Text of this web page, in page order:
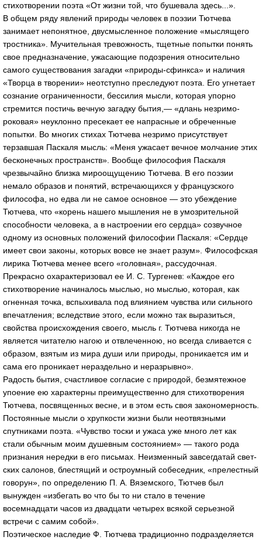
стихотворении поэта «От жизни той, что бу­шевала здесь...».
В общем ряду явлений природы человек в поэзии Тютчева
занимает непонятное, двусмысленное положе­ние «мыслящего
тростника». Мучительная тревожность, тщетные попытки понять
свое предназначение, ужасаю­щие подозрения относительно
самого существования за­гадки «природы-сфинкса» и наличия
«Творца в творе­нии» неотступно преследуют поэта. Его угнетает
созна­ние ограниченности, бессилия мысли, которая упорно
стремится постичь вечную загадку бытия,— «длань не­зримо-
роковая» неуклонно пресекает ее напрасные и об­реченные
попытки. Во многих стихах Тютчева незримо присутствует
терзавшая Паскаля мысль: «Меня ужасает вечное молчание этих
бесконечных пространств». Вооб­ще философия Паскаля
чрезвычайно близка мироощу­щению Тютчева. В его поэзии
немало образов и поня­тий, встречающихся у французского
философа, но едва ли не самое основное — это убеждение
Тютчева, что «корень нашего мышления не в умозрительной
способ­ности человека, а в настроении его сердца» созвучное
одному из основных положений философии Паскаля: «Сердце
имеет свои законы, которых вовсе не знает разум». Фило­софская
лирика Тютчева менее всего «головная», рассудочная.
Прекрасно охарактеризовал ее И. С. Тургенев: «Каждое его
стихотворение начиналось мыслью, но мыслью, которая, как
огненная точка, вспыхивала под влия­нием чувства или сильного
впечатления; вследствие это­го, если можно так выразиться,
свойства происхождения своего, мысль г. Тютчева никогда не
является читателю нагою и отвлеченною, но всегда сливается с
образом, взятым из мира души или природы, проникается им и
сама его проникает нераздельно и неразрывно».
Радость бытия, счастливое согласие с природой, без­мятежное
упоение ею характерны преимущественно для стихотворения
Тютчева, посвященных весне, и в этом есть своя закономерность.
Постоянные мысли о хрупко­сти жизни были неотвязными
спутниками поэта. «Чув­ство тоски и ужаса уже много лет как
стали обычным моим душевным состоянием» — такого рода
признания нередки в его письмах. Неизменный завсегдатай свет­
ских салонов, блестящий и остроумный собеседник, «прелестный
говорун», по определению П. А. Вяземского, Тютчев был
вынужден «избегать во что бы то ни стало в течение
восемнадцати часов из двадцати четы­рех всякой серьезной
встречи с самим собой».
Поэтическое наследие Ф. Тютчева традиционно подразделяется